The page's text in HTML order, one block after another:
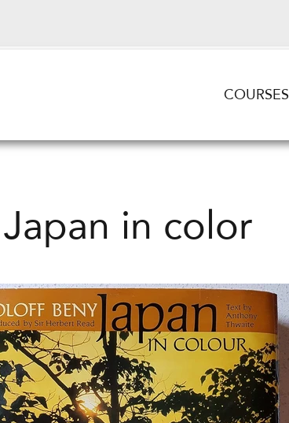
COURSES
Japan in color